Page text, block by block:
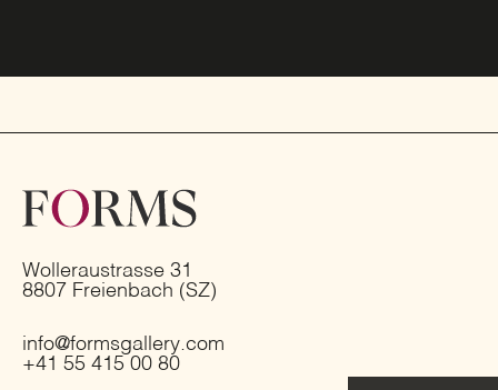
Wolleraustrasse 31
8807 Freienbach (SZ)
info@formsgallery.com
+41 55 415 00 80